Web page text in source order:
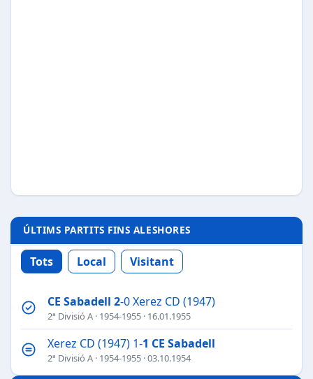
ÚLTIMS PARTITS FINS ALESHORES
Tots Local Visitant
CE Sabadell 2-0 Xerez CD (1947)
2ª Divisió A · 1954-1955 · 16.01.1955
Xerez CD (1947) 1-1 CE Sabadell
2ª Divisió A · 1954-1955 · 03.10.1954